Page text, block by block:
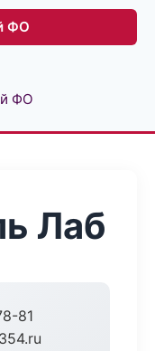
ФО
ФО
Лаб
81